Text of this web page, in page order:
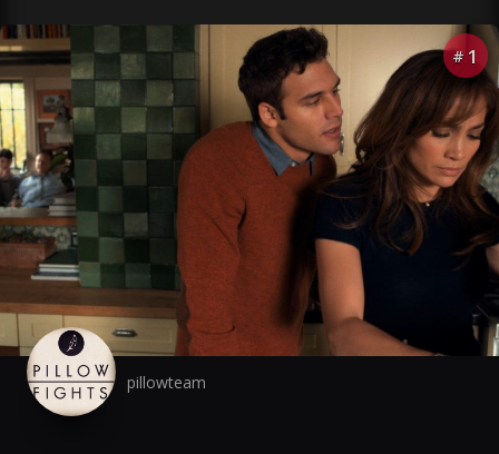
# 1
pillowteam